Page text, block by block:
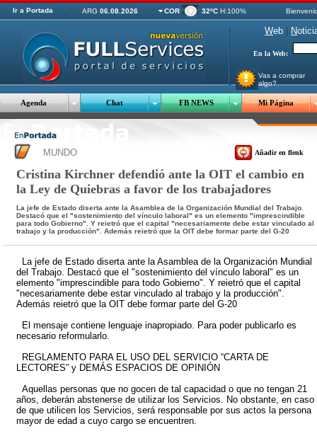
Ir a Portada ARG 06.08.2026 COR 32ºC H:100%
Web N
En la Web:
Vas a comprar
algo?
Agenda Chat FB NEWS Mi Página
MUNDO Añadir en flenk
Cristina Kirchner defendió ante la OIT el cambio en
la Ley de Quiebras a favor de los trabajadores
La jefe de Estado diserta ante la Asamblea de la Organización Mundial del Trabajo.
Destacó que el "sostenimiento del vínculo laboral" es un elemento "imprescindible
para todo Gobierno". Y reietró que el capital "necesariamente debe estar vinculado al
trabajo y la producción". Además reietró que la OIT debe formar parte del G-20
La jefe de Estado diserta ante la Asamblea de la Organización Mundial
del Trabajo. Destacó que el "sostenimiento del vínculo laboral" es un
elemento "imprescindible para todo Gobierno". Y reietró que el capital
"necesariamente debe estar vinculado al trabajo y la producción".
Además reietró que la OIT debe formar parte del G-20
El mensaje contiene lenguaje inapropiado. Para poder publicarlo es
necesario reformularlo.
REGLAMENTO PARA EL USO DEL SERVICIO “CARTA DE
LECTORES” y DEMÁS ESPACIOS DE OPINIÓN
Aquellas personas que no gocen de tal capacidad o que no tengan 21
años, deberán abstenerse de utilizar los Servicios. No obstante, en caso
de que utilicen los Servicios, será responsable por sus actos la persona
mayor de edad a cuyo cargo se encuentren.